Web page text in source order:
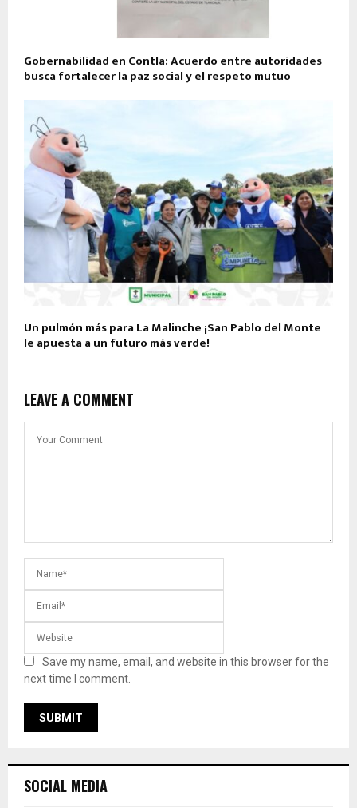
Gobernabilidad en Contla: Acuerdo entre autoridades
busca fortalecer la paz social y el respeto mutuo
Un pulmón más para La Malinche ¡San Pablo del Monte
le apuesta a un futuro más verde!
LEAVE A COMMENT
Save my name, email, and website in this browser for the
next time I comment.
SOCIAL MEDIA